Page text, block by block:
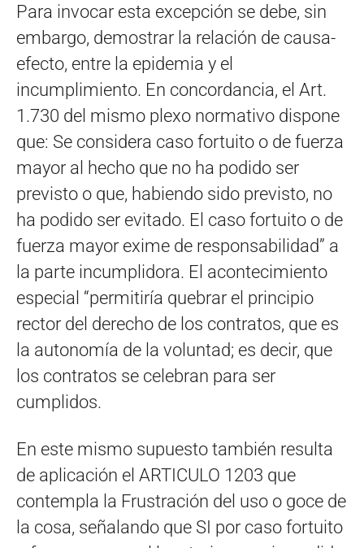
Para invocar esta excepción se debe, sin
embargo, demostrar la relación de causa-
efecto, entre la epidemia y el
incumplimiento. En concordancia, el Art.
1.730 del mismo plexo normativo dispone
que: Se considera caso fortuito o de fuerza
mayor al hecho que no ha podido ser
previsto o que, habiendo sido previsto, no
ha podido ser evitado. El caso fortuito o de
fuerza mayor exime de responsabilidad” a
la parte incumplidora. El acontecimiento
especial “permitiría quebrar el principio
rector del derecho de los contratos, que es
la autonomía de la voluntad; es decir, que
los contratos se celebran para ser
cumplidos.
En este mismo supuesto también resulta
de aplicación el ARTICULO 1203 que
contempla la Frustración del uso o goce de
la cosa, señalando que SI por caso fortuito